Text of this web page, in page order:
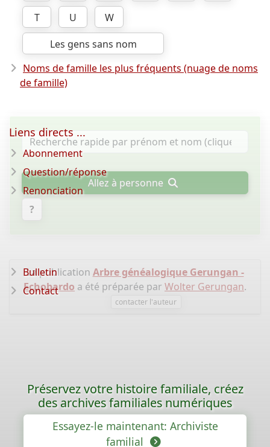
T
U
W
Les gens sans nom
Noms de famille les plus fréquents (nuage de noms
de famille)
Allez à personne
?
La publication Arbre généalogique Gerungan -
Echobardo a été préparée par Wolter Gerungan.
contacter l'auteur
Liens directs ...
Abonnement
Question/réponse
Renonciation
Bulletin
Contact
Préservez votre histoire familiale, créez
des archives familiales numériques
Essayez-le maintenant: Archiviste
familial